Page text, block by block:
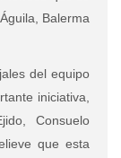
Balerma
del equipo
iniciativa,
Consuelo
que esta